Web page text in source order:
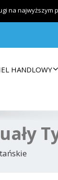
HANDLOWY
na